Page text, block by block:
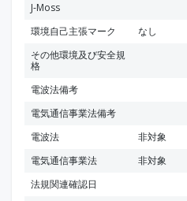
J-Moss
環境自己主張マーク
なし
その他環境及び安全規
格
電波法備考
電気通信事業法備考
電波法
非対象
電気通信事業法
非対象
法規関連確認日